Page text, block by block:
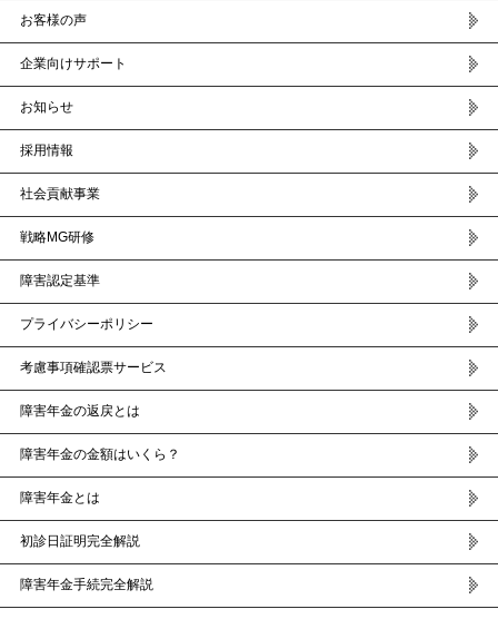
お客様の声
企業向けサポート
お知らせ
採用情報
社会貢献事業
戦略MG研修
障害認定基準
プライバシーポリシー
考慮事項確認票サービス
障害年金の返戻とは
障害年金の金額はいくら？
障害年金とは
初診日証明完全解説
障害年金手続完全解説